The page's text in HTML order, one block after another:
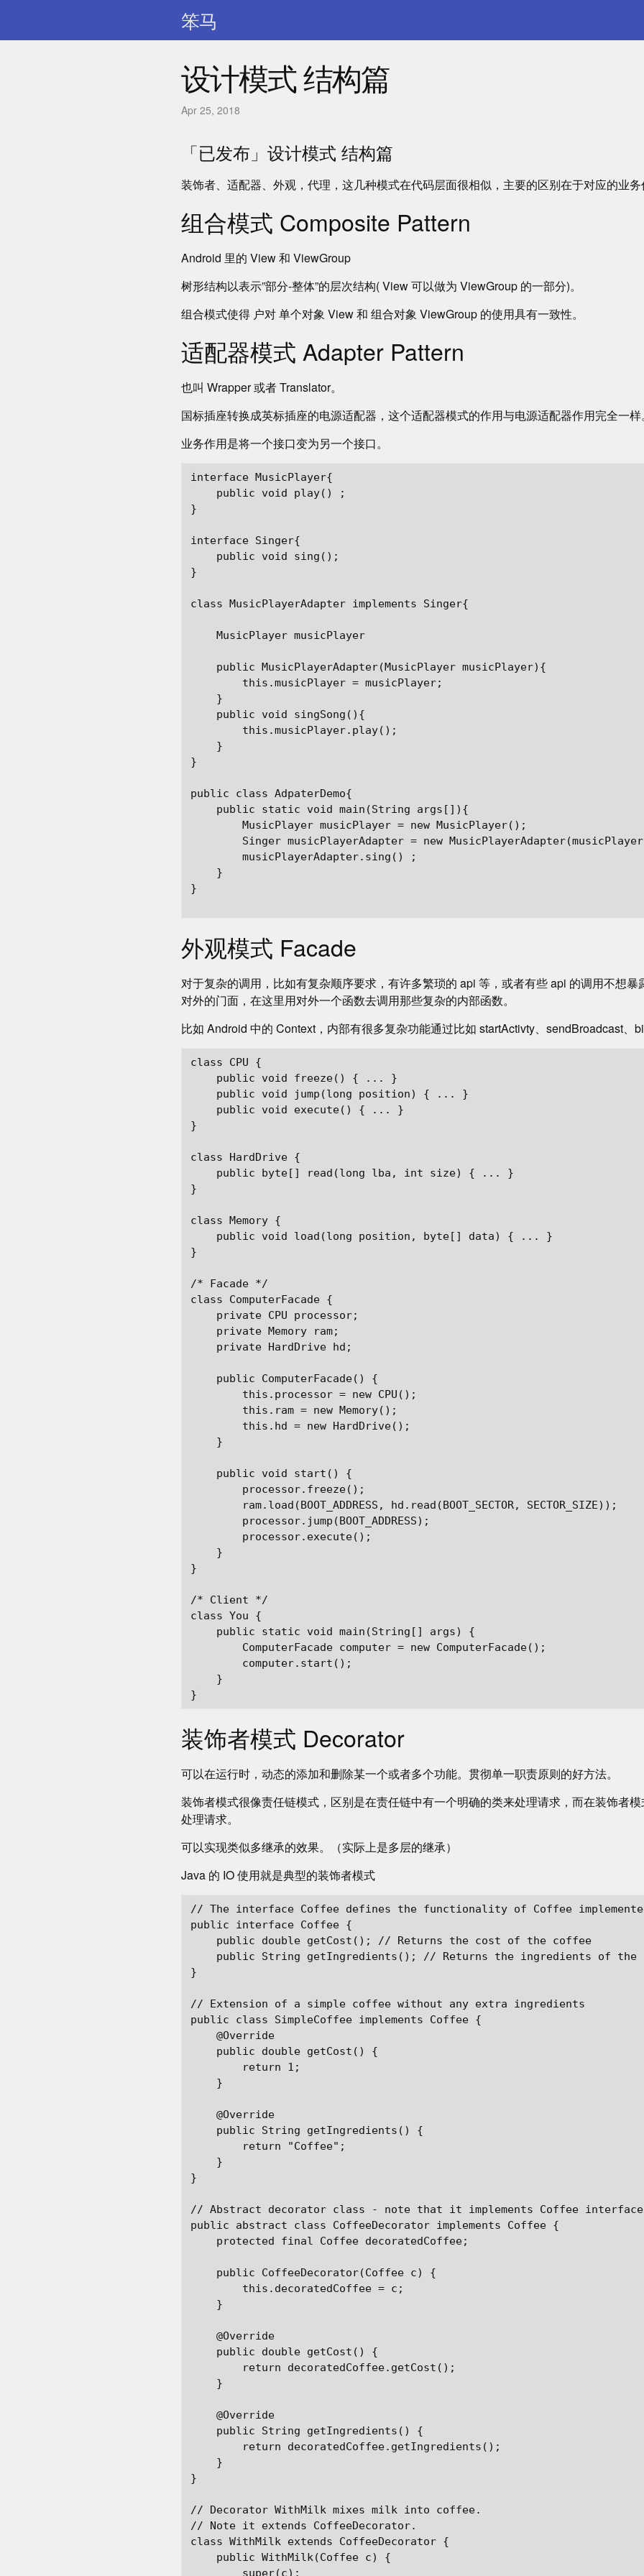
笨马
设计模式 结构篇
Apr 25, 2018
「已发布」设计模式 结构篇
装饰者、适配器、外观，代理，这几种模式在代码层面很相似，主要的区别在于对应的业
组合模式 Composite Pattern
Android 里的 View 和 ViewGroup
树形结构以表示”部分-整体”的层次结构( View 可以做为 ViewGroup 的一部分)。
组合模式使得 户对 单个对象 View 和 组合对象 ViewGroup 的使用具有一致性。
适配器模式 Adapter Pattern
也叫 Wrapper 或者 Translator。
国标插座转换成英标插座的电源适配器，这个适配器模式的作用与电源适配器作用完全一
业务作用是将一个接口变为另一个接口。
interface MusicPlayer{
    public void play() ;
}
interface Singer{
    public void sing();
}
class MusicPlayerAdapter implements Singer{
    MusicPlayer musicPlayer
    public MusicPlayerAdapter(MusicPlayer musicPlayer){
        this.musicPlayer = musicPlayer;
    }
    public void singSong(){
        this.musicPlayer.play();
    }
}
public class AdpaterDemo{
    public static void main(String args[]){
        MusicPlayer musicPlayer = new MusicPlayer();
Singer musicPlayerAdapter = new
        musicPlayerAdapter.sing() ;
    }
}
外观模式 Facade
对于复杂的调用，比如有复杂顺序要求，有许多繁琐的 api 等，或者有些 api 的调用不想
对外的门面，在这里用对外一个函数去调用那些复杂的内部函数。
比如 Android 中的 Context，内部有很多复杂功能通过比如 startActivty、sendBroadcast、
class CPU {
    public void freeze() { ... }
    public void jump(long position) { ... }
    public void execute() { ... }
}
class HardDrive {
    public byte[] read(long lba, int size) { ... }
}
class Memory {
    public void load(long position, byte[] data) { ... }
}
/* Facade */
class ComputerFacade {
    private CPU processor;
    private Memory ram;
    private HardDrive hd;
    public ComputerFacade() {
        this.processor = new CPU();
        this.ram = new Memory();
        this.hd = new HardDrive();
    }
    public void start() {
        processor.freeze();
        ram.load(BOOT_ADDRESS, hd.read(BOOT_SECTOR, SECTOR_SIZE));
        processor.jump(BOOT_ADDRESS);
        processor.execute();
    }
}
/* Client */
class You {
    public static void main(String[] args) {
        ComputerFacade computer = new ComputerFacade();
        computer.start();
    }
装饰者模式 Decorator
可以在运行时，动态的添加和删除某一个或者多个功能。贯彻单一职责原则的好方法。
装饰者模式很像责任链模式，区别是在责任链中有一个明确的类来处理请求，而在装饰者
处理请求。
可以实现类似多继承的效果。（实际上是多层的继承）
Java 的 IO 使用就是典型的装饰者模式
// The interface Coffee defines the functionality of Coffee
public interface Coffee {
    public double getCost(); // Returns the cost of the coffee
public String getIngredients(); // Returns the ingredients of the
}
// Extension of a simple coffee without any extra ingredients
public class SimpleCoffee implements Coffee {
    @Override
    public double getCost() {
        return 1;
    }
    @Override
    public String getIngredients() {
        return "Coffee";
    }
}
// Abstract decorator class - note that it implements Coffee interface
public abstract class CoffeeDecorator implements Coffee {
    protected final Coffee decoratedCoffee;
    public CoffeeDecorator(Coffee c) {
        this.decoratedCoffee = c;
    }
    @Override
    public double getCost() {
        return decoratedCoffee.getCost();
    }
    @Override
    public String getIngredients() {
        return decoratedCoffee.getIngredients();
    }
}
// Decorator WithMilk mixes milk into coffee.
// Note it extends CoffeeDecorator.
class WithMilk extends CoffeeDecorator {
    public WithMilk(Coffee c) {
        super(c);